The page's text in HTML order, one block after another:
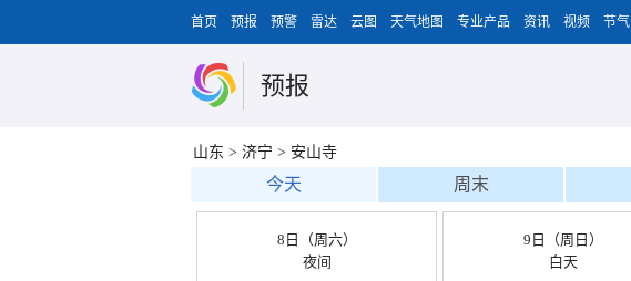
首页 预报 预警 雷达 云图 天气地图 专业产品 资讯 视频 节气
预报
山东 > 济宁 > 安山寺
今天 周末
8日（周六）
夜间
9日（周日）
白天